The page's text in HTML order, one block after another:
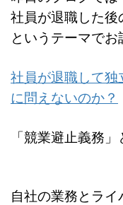
社員が退職した後
というテーマでお
社員が退職して独
に問えないのか？
「競業避止義務
自社の業務とラ